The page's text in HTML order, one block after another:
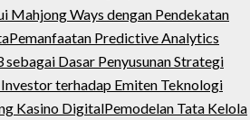
Mahjong Ways dengan Pendekatan
Pemanfaatan Predictive Analytics
Dasar Penyusunan Strategi
terhadap Emiten Teknologi
Kasino DigitalPemodelan Tata Kelola